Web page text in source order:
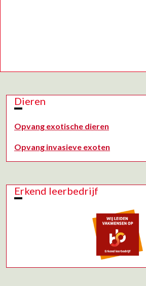
Dieren
Opvang exotische dieren
Opvang invasieve exoten
Erkend leerbedrijf